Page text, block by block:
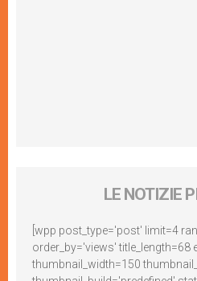
LE NOTIZIE
[wpp post_type='post' limit=4
order_by='views' title_length=68
thumbnail_width=150